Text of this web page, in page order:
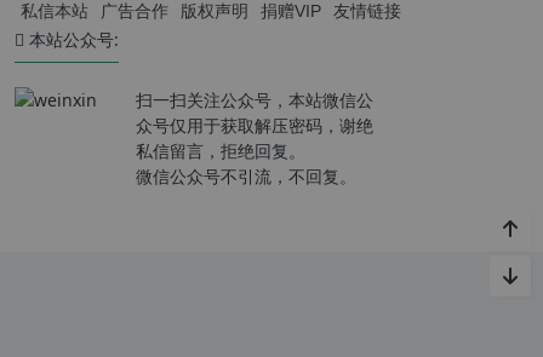
私信本站 广告合作 版权声明 捐赠VIP 友情链接
本站公众号:
扫一扫关注公众号，本站微信公
众号仅用于获取解压密码，谢绝
私信留言，拒绝回复。
微信公众号不引流，不回复。